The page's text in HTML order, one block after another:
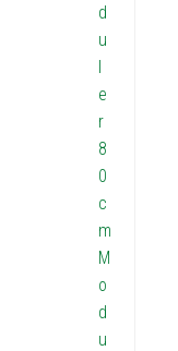
d
u
l
e
r
8
0
c
m
M
o
d
u